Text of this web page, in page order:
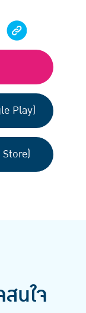
Play)
นใจ